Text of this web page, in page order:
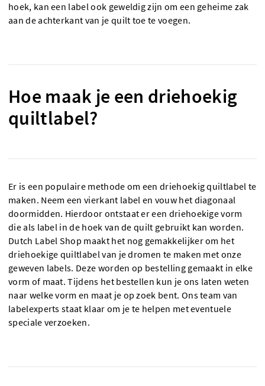
hoek, kan een label ook geweldig zijn om een geheime zak
aan de achterkant van je quilt toe te voegen.
Hoe maak je een driehoekig
quiltlabel?
Er is een populaire methode om een driehoekig quiltlabel te
maken. Neem een vierkant label en vouw het diagonaal
doormidden. Hierdoor ontstaat er een driehoekige vorm
die als label in de hoek van de quilt gebruikt kan worden.
Dutch Label Shop maakt het nog gemakkelijker om het
driehoekige quiltlabel van je dromen te maken met onze
geweven labels. Deze worden op bestelling gemaakt in elke
vorm of maat. Tijdens het bestellen kun je ons laten weten
naar welke vorm en maat je op zoek bent. Ons team van
labelexperts staat klaar om je te helpen met eventuele
speciale verzoeken.